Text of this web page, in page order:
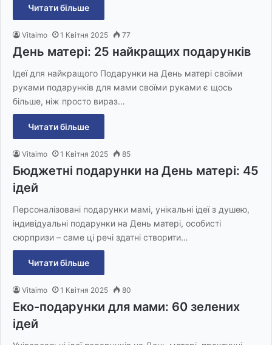
Читати більше
Vitaimo 1 Квітня 2025 77
День матері: 25 найкращих подарунків
Ідеї для найкращого Подарунки на День матері своїми
руками подарунків для мами своїми руками є щось
більше, ніж просто вираз…
Читати більше
Vitaimo 1 Квітня 2025 85
Бюджетні подарунки на День матері: 45
ідей
Персоналізовані подарунки мамі, унікальні ідеї з душею,
індивідуальні подарунки на День матері, особисті
сюрпризи – саме ці речі здатні створити…
Читати більше
Vitaimo 1 Квітня 2025 80
Еко-подарунки для мами: 60 зелених
ідей